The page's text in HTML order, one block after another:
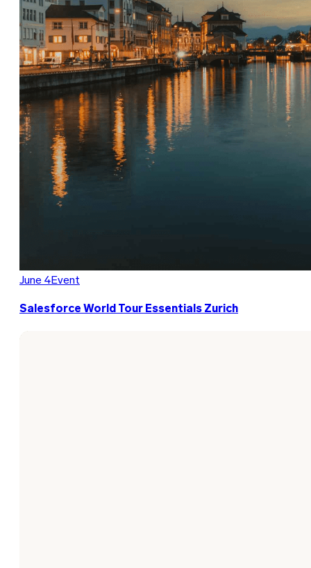
June 4Event
Salesforce World Tour Essentials Zurich